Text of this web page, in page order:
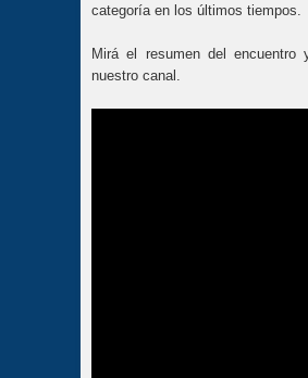
categoría en los últimos tiempos.
Mirá el resumen del encuentro
nuestro canal.